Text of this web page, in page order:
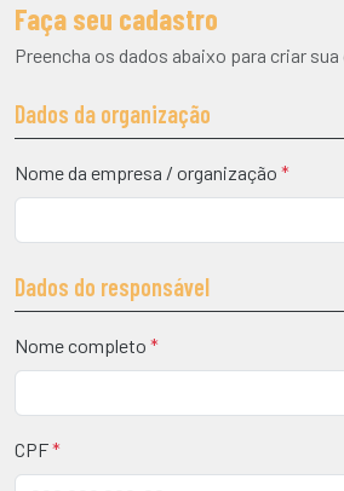
Faça seu cadastro
Preencha os dados abaixo para criar
Dados da organização
Nome da empresa / organização *
Dados do responsável
Nome completo *
CPF*